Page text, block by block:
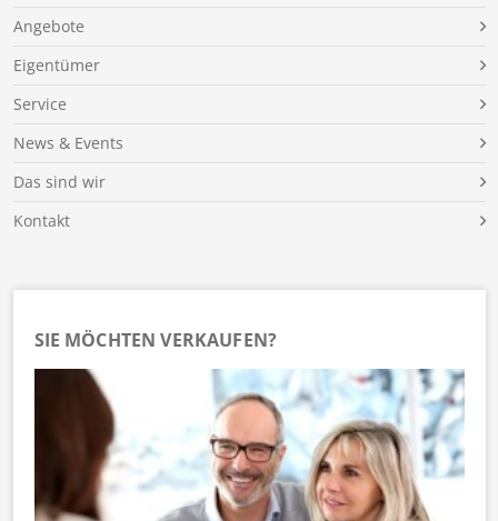
Angebote
Eigentümer
Service
News & Events
Das sind wir
Kontakt
SIE MÖCHTEN VERKAUFEN?